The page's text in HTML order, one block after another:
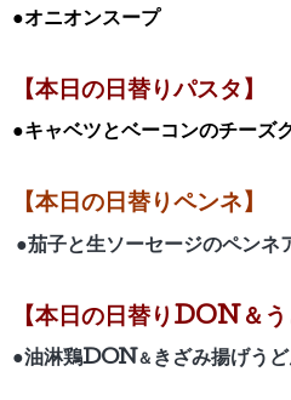
●オニオンスープ
【本日の日替りパスタ】
●キャベツとベーコンのチーズ
【本日の日替りペンネ】
●茄子と生ソーセージのペンネ
【本日の日替りDON＆う
●油淋鶏DON ＆ きざみ揚げう